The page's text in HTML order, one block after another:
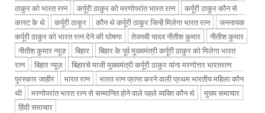
ठाकुर को भारत रत्न
कर्पूरी ठाकुर को मरणोपरांत भारत रत्न
कर्पूरी ठाकुर कौन से
कास्ट के थे
कर्पूरी ठाकूर कौन थे कर्पूरी ठाकुर जिन्हें मिलेगा भारत रत्न
जननायक
कर्पूरी ठाकुर को भारत रत्न देने की घोषणा
तेजस्वी यादव नीतीश कुमार
नीतीश कुमार
नीतीश कुमार न्यूज़
बिहार
बिहार के पूर्व मुख्यमंत्री कर्पूरी ठाकुर को मिलेगा भारत
रत्न
बिहार न्यूज़
बिहारचे माजी मुख्यमंत्री कर्पूरी ठाकुर यांना मरणोत्तर भारतरत्न
पुरस्कार जाहीर
भारत रत्न
भारत रत्न प्राप्त करने वाली प्रथम भारतीय महिला कौन
थी
मरणोपरांत भारत रत्न से सम्मानित होने वाले पहले व्यक्ति कौन थे
मुख्य समाचार
हिंदी समाचार